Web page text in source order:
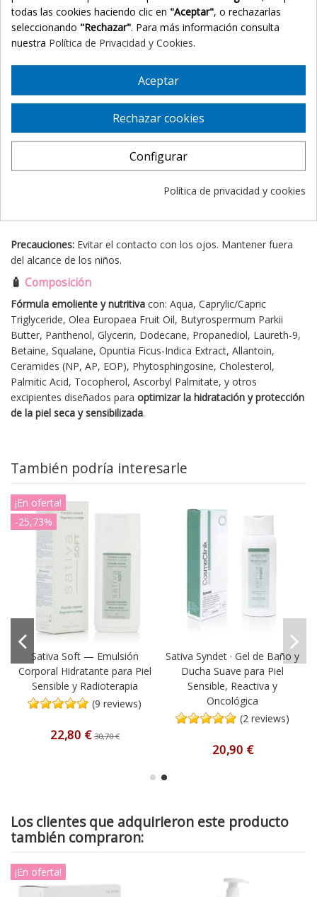
Pantenol (Vitamina B5) : estimula la epitelización, hidrata y
calma rojeces.
Alantoína: favorece la regeneración de zonas superficiales
dañadas o con estrés cutáneo.
Betaína: con propiedades higroscópicas queretienen la
y suavizan la piel.
Aplicar la emulsión sobrepiel limpia y seca, extendiendo
hasta su completa absorción.
dos veces al día
Mantener el uso regular para mejorar y prolongar la
Precauciones: Evitar el contacto con los ojos. Mantener fuera
del alcance de los niños.
🧴 Composición
Fórmula emoliente y nutritiva con: Aqua, Caprylic/Capric
Triglyceride, Olea Europaea Fruit Oil, Butyrospermum Parkii
Butter, Panthenol, Glycerin, Dodecane, Propanediol, Laureth-9,
Betaine, Squalane, Opuntia Ficus-Indica Extract, Allantoin,
Ceramides (NP, AP, EOP), Phytosphingosine, Cholesterol,
Palmitic Acid, Tocopherol, Ascorbyl Palmitate, y otros
excipientes diseñados para optimizar la hidratación y protección
de la piel seca y sensibilizada.
También podría interesarle
¡En oferta!
-25,73%
Sativa Soft — Emulsión
Corporal Hidratante para Piel
Sensible y Radioterapia
(9 reviews)
22,80 €30,70 €
Sativa Syndet · Gel de Baño y
Ducha Suave para Piel
Sensible, Reactiva y
Oncológica
(2 reviews)
20,90 €
Los clientes que adquirieron este producto
también compraron:
¡En oferta!
todas las cookies haciendo clic en "Aceptar", o rechazarlas
seleccionando "Rechazar". Para más información consulta
nuestra Política de Privacidad y Cookies.
Aceptar
Rechazar cookies
Configurar
Política de privacidad y cookies